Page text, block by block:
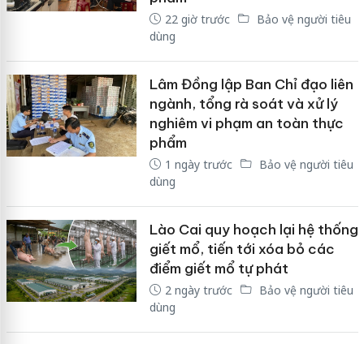
22 giờ trước
Bảo vệ người tiêu
dùng
Lâm Đồng lập Ban Chỉ đạo liên
ngành, tổng rà soát và xử lý
nghiêm vi phạm an toàn thực
phẩm
1 ngày trước
Bảo vệ người tiêu
dùng
Lào Cai quy hoạch lại hệ thống
giết mổ, tiến tới xóa bỏ các
điểm giết mổ tự phát
2 ngày trước
Bảo vệ người tiêu
dùng